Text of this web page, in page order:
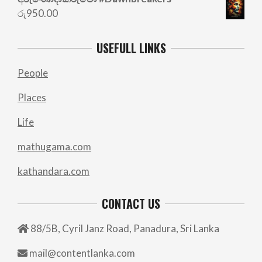
රු950.00
USEFULL LINKS
People
Places
Life
mathugama.com
kathandara.com
CONTACT US
88/5B, Cyril Janz Road, Panadura, Sri Lanka
mail@contentlanka.com